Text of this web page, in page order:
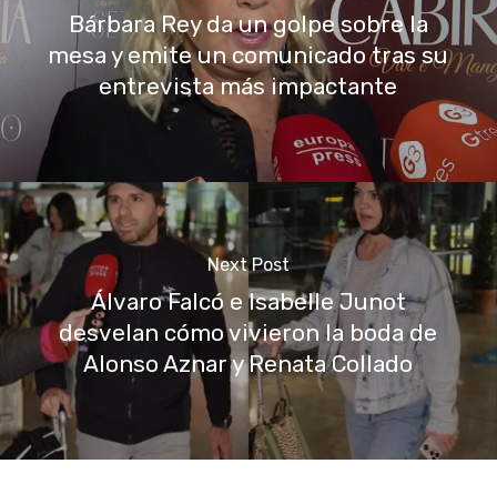
Bárbara Rey da un golpe sobre la
mesa y emite un comunicado tras su
entrevista más impactante
Next Post
Álvaro Falcó e Isabelle Junot
desvelan cómo vivieron la boda de
Alonso Aznar y Renata Collado